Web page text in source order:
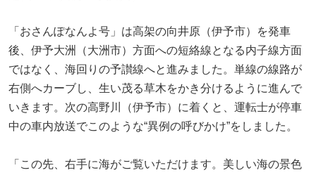
「おさんぽなんよ号」は高架の向井原（伊予市）を発車
後、伊予大洲（大洲市）方面への短絡線となる内子線方面
ではなく、海回りの予讃線へと進みました。単線の線路が
右側へカーブし、生い茂る草木をかき分けるように進んで
いきます。次の高野川（伊予市）に着くと、運転士が停車
中の車内放送でこのような“異例の呼びかけ”をしました。
「この先、右手に海がご覧いただけます。美しい海の景色